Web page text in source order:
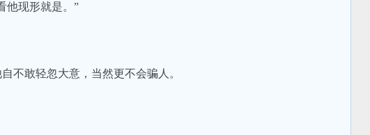
他现形就是。”
敢轻忽大意，当然更不会骗人。